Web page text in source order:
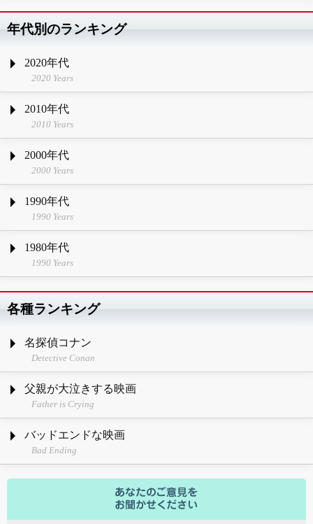
年代別のランキング
2020年代
2020 Years
2010年代
2010 Years
2000年代
2000 Years
1990年代
1990 Years
1980年代
1990 Years
各種ランキング
名探偵コナン
Detective Conan
父親が大泣きする映画
Father is Crying
バッドエンドな映画
Bad Ending